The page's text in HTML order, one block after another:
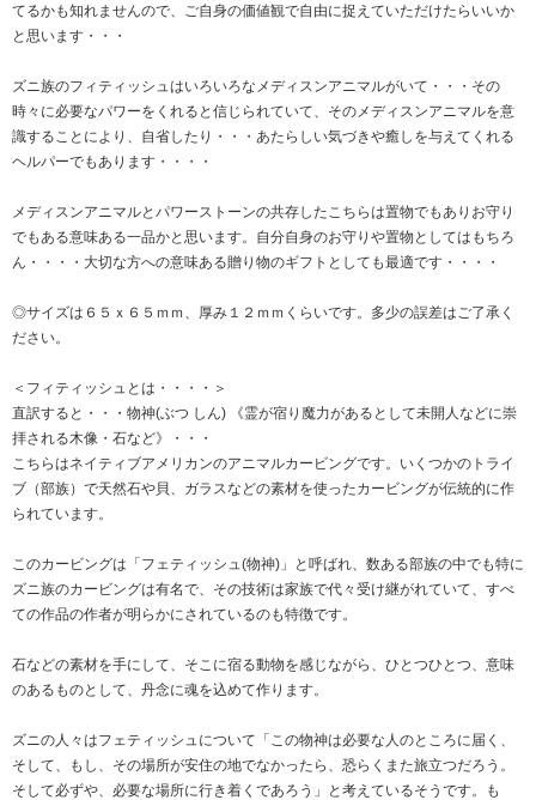
てるかも知れませんので、ご自身の価値観で自由に捉えていただけたらいいか
と思います・・・
ズニ族のフィティッシュはいろいろなメディスンアニマルがいて・・・その
時々に必要なパワーをくれると信じられていて、そのメディスンアニマルを意
識することにより、自省したり・・・あたらしい気づきや癒しを与えてくれる
ヘルパーでもあります・・・・
メディスンアニマルとパワーストーンの共存したこちらは置物でもありお守り
でもある意味ある一品かと思います。自分自身のお守りや置物としてはもちろ
ん・・・・大切な方への意味ある贈り物のギフトとしても最適です・・・・
◎サイズは６５ｘ６５ｍｍ、厚み１２ｍｍくらいです。多少の誤差はご了承く
ださい。
＜フィティッシュとは・・・・＞
直訳すると・・・物神(ぶつ しん) 《霊が宿り魔力があるとして未開人などに崇
拝される木像・石など》・・・
こちらはネイティブアメリカンのアニマルカービングです。いくつかのトライ
ブ（部族）で天然石や貝、ガラスなどの素材を使ったカービングが伝統的に作
られています。
このカービングは「フェティッシュ(物神)」と呼ばれ、数ある部族の中でも特に
ズニ族のカービングは有名で、その技術は家族で代々受け継がれていて、すべ
ての作品の作者が明らかにされているのも特徴です。
石などの素材を手にして、そこに宿る動物を感じながら、ひとつひとつ、意味
のあるものとして、丹念に魂を込めて作ります。
ズニの人々はフェティッシュについて「この物神は必要な人のところに届く、
そして、もし、その場所が安住の地でなかったら、恐らくまた旅立つだろう。
そして必ずや、必要な場所に行き着くであろう」と考えているそうです。も